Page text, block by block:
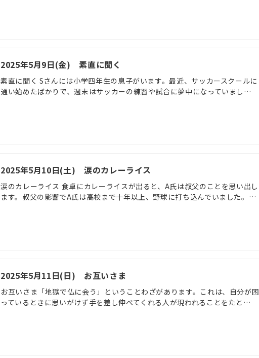
2025年5月9日(金) 素直に聞く
素直に聞く Sさんには小学四年生の息子がいます。最近、サッカースクールに
通い始めたばかりで、週末はサッカーの練習や試合に夢中になっていまし…
2025年5月10日(土) 涙のカレーライス
涙のカレーライス 食卓にカレーライスが出ると、A氏は叔父のことを思い出し
ます。叔父の影響でA氏は高校まで十年以上、野球に打ち込んでいました。…
2025年5月11日(日) お互いさま
お互いさま「地獄で仏に会う」ということわざがあります。これは、自分が困
っているときに思いがけず手を差し伸べてくれる人が現われることをたと…